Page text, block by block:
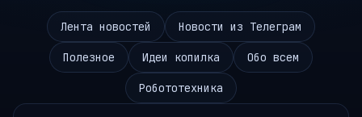
Лента новостей Новости из Телеграм
Полезное Идеи копилка Обо всем
Робототехника